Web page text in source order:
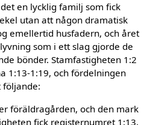
en lycklig fa­milj som fick
utan att någon dramatisk
emellertid husfadern, och året
som i ett slag gjorde de
bön­der. Stamfastigheten 1:2
1:13-1:19, och fördelningen
följande:
föräldra­gården, och den mark
fick registernumret 1:13.